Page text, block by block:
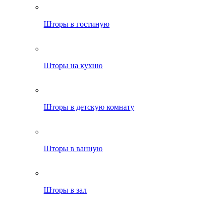
Шторы в гостиную
Шторы на кухню
Шторы в детскую комнату
Шторы в ванную
Шторы в зал